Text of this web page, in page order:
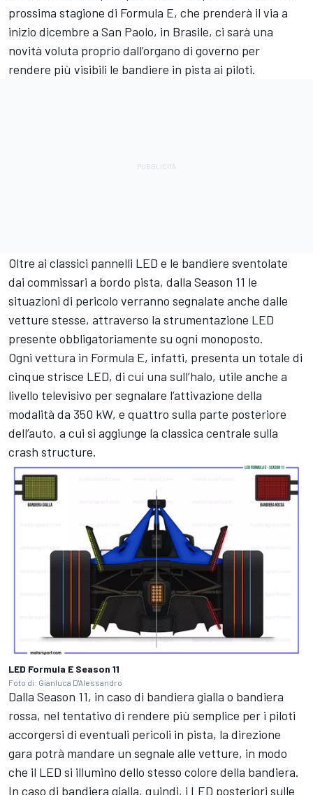
prossima stagione di Formula E, che prenderà il via a
inizio dicembre a San Paolo, in Brasile, ci sarà una
novità voluta proprio dall’organo di governo per
rendere più visibili le bandiere in pista ai piloti.
Oltre ai classici pannelli LED e le bandiere sventolate
dai commissari a bordo pista, dalla Season 11 le
situazioni di pericolo verranno segnalate anche dalle
vetture stesse, attraverso la strumentazione LED
presente obbligatoriamente su ogni monoposto.
Ogni vettura in Formula E, infatti, presenta un totale di
cinque strisce LED, di cui una sull’halo, utile anche a
livello televisivo per segnalare l’attivazione della
modalità da 350 kW, e quattro sulla parte posteriore
dell’auto, a cui si aggiunge la classica centrale sulla
crash structure.
LED Formula E Season 11
Foto di: Gianluca D'Alessandro
Dalla Season 11, in caso di bandiera gialla o bandiera
rossa, nel tentativo di rendere più semplice per i piloti
accorgersi di eventuali pericoli in pista, la direzione
gara potrà mandare un segnale alle vetture, in modo
che il LED si illumino dello stesso colore della bandiera.
In caso di bandiera gialla, quindi, i LED posteriori sulle